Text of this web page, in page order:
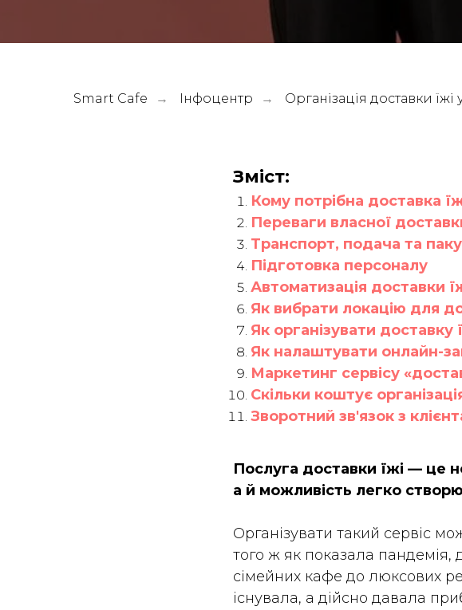
Smart Cafe → Інфоцентр → Організація доставки їжі
Зміст:
Кому потрібна доставка
Переваги власної
Транспорт, подача та
Підготовка персоналу
Автоматизація доставки
Як вибрати локацію для
Як організувати доставку
Як налаштувати онлайн-
Маркетинг сервісу
Скільки коштує
Зворотний зв'язок з
Послуга доставки їжі — це
а й можливість легко
Організувати такий сервіс
того ж як показала пандемія,
сімейних кафе до люксових
існувала, а дійсно давала